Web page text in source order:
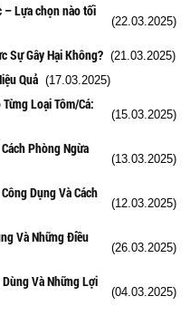
– Lựa chọn nào tối
(22.03.2025)
Sự Gây Hại Không? (21.03.2025)
Quả (17.03.2025)
Loại Tôm/Cá:
(15.03.2025)
Phòng Ngừa
(13.03.2025)
Dụng Và Cách
(12.03.2025)
Và Những Điều
(26.03.2025)
Và Những Lợi
(04.03.2025)